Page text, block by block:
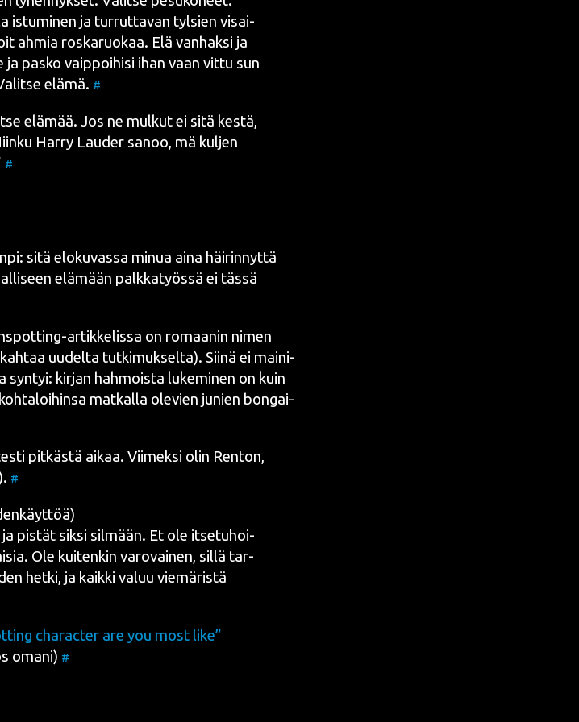
istu­mi­nen ja tur­rut­ta­van tyl­sien visai­
ahmia ros­ka­ruo­kaa. Elä van­hak­si ja
pas­ko vaip­poi­hi­si ihan vaan vit­tu sun
elä­mä. #
elä­mää. Jos ne mul­kut ei sitä kes­tä,
Har­ry Lau­der sanoo, mä kul­jen
#
sitä elo­ku­vas­sa minua aina häi­rin­nyt­tä
elä­mään palk­ka­työs­sä ei täs­sä
artik­ke­lis­sa on romaa­nin nimen
uudel­ta tut­ki­muk­sel­ta). Sii­nä ei mai­ni­
kir­jan hah­mois­ta luke­mi­nen on kuin
mat­kal­la ole­vien junien bon­gai­
pit­käs­tä aikaa. Vii­mek­si olin Ren­ton,
#
pis­tät sik­si sil­mään. Et ole itse­tu­hoi­
Ole kui­ten­kin varo­vai­nen, sil­lä tar­
het­ki, ja kaik­ki valuu vie­mä­ris­tä
cha­rac­ter are you most like”
oma­ni) #